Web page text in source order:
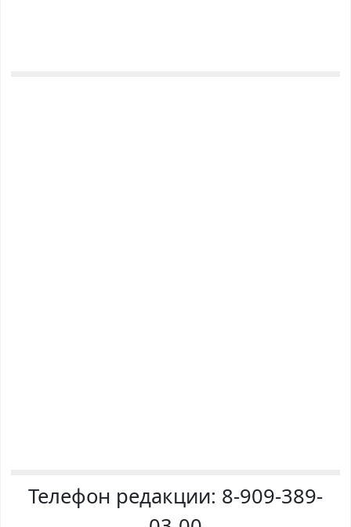
Телефон редакции: 8-909-389-